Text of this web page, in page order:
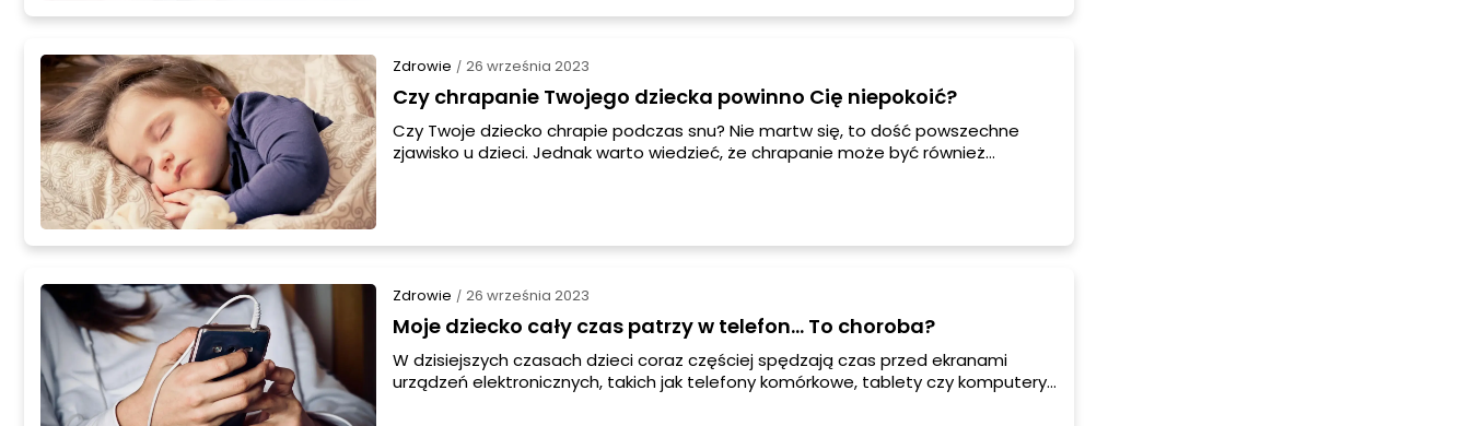
Zdrowie / 26 września 2023
Czy chrapanie Twojego dziecka powinno Cię niepokoić?
Czy Twoje dziecko chrapie podczas snu? Nie martw się, to dość powszechne
zjawisko u dzieci. Jednak warto wiedzieć, że chrapanie może być również
Zdrowie / 26 września 2023
Moje dziecko cały czas patrzy w telefon... To choroba?
W dzisiejszych czasach dzieci coraz częściej spędzają czas przed ekranami
urządzeń elektronicznych, takich jak telefony komórkowe, tablety czy komputery.